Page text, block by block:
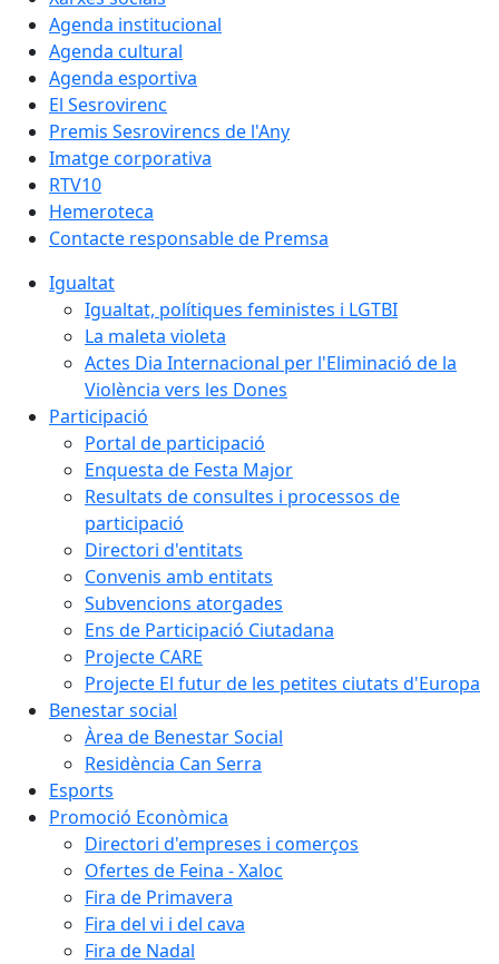
Agenda institucional
Agenda cultural
Agenda esportiva
El Sesrovirenc
Premis Sesrovirencs de l'Any
Imatge corporativa
RTV10
Hemeroteca
Contacte responsable de Premsa
Igualtat
Igualtat, polítiques feministes i LGTBI
La maleta violeta
Actes Dia Internacional per l'Eliminació de la
Violència vers les Dones
Participació
Portal de participació
Enquesta de Festa Major
Resultats de consultes i processos de
participació
Directori d'entitats
Convenis amb entitats
Subvencions atorgades
Ens de Participació Ciutadana
Projecte CARE
Projecte El futur de les petites ciutats d'Europa
Benestar social
Àrea de Benestar Social
Residència Can Serra
Esports
Promoció Econòmica
Directori d'empreses i comerços
Ofertes de Feina - Xaloc
Fira de Primavera
Fira del vi i del cava
Fira de Nadal